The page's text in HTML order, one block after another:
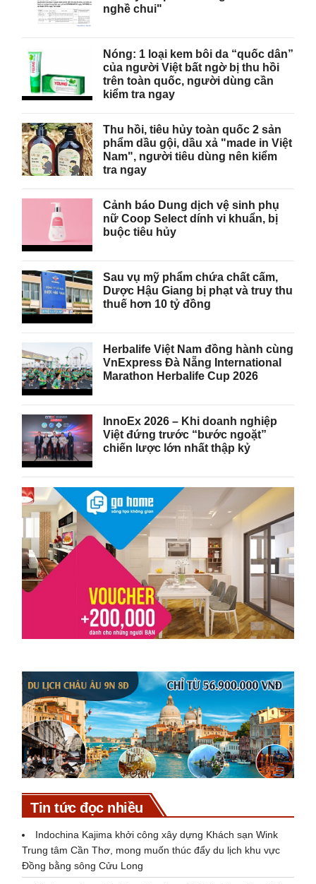
nghề chui"
Nóng: 1 loại kem bôi da “quốc dân”
của người Việt bất ngờ bị thu hồi
trên toàn quốc, người dùng cần
kiểm tra ngay
Thu hồi, tiêu hủy toàn quốc 2 sản
phẩm dầu gội, dầu xả "made in Việt
Nam", người tiêu dùng nên kiểm
tra ngay
Cảnh báo Dung dịch vệ sinh phụ
nữ Coop Select dính vi khuẩn, bị
buộc tiêu hủy
Sau vụ mỹ phẩm chứa chất cấm,
Dược Hậu Giang bị phạt và truy thu
thuế hơn 10 tỷ đồng
Herbalife Việt Nam đồng hành cùng
VnExpress Đà Nẵng International
Marathon Herbalife Cup 2026
InnoEx 2026 – Khi doanh nghiệp
Việt đứng trước “bước ngoặt”
chiến lược lớn nhất thập kỷ
Tin tức đọc nhiều
Indochina Kajima khởi công xây dựng Khách sạn Wink
Trung tâm Cần Thơ, mong muốn thúc đẩy du lịch khu vực
Đồng bằng sông Cửu Long